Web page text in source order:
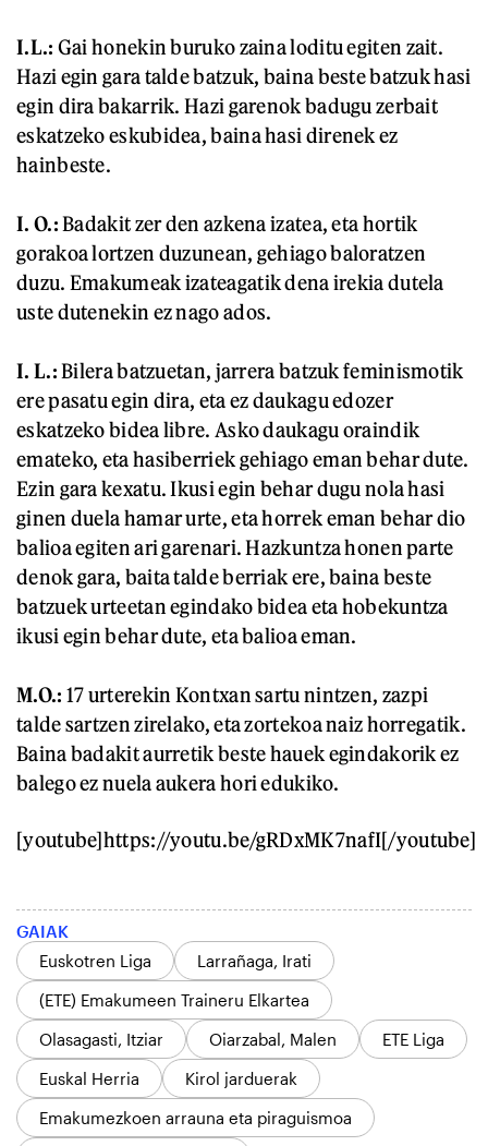
I.L.: Gai honekin buruko zaina loditu egiten zait.
Hazi egin gara talde batzuk, baina beste batzuk hasi
egin dira bakarrik. Hazi garenok badugu zerbait
eskatzeko eskubidea, baina hasi direnek ez
hainbeste.
I. O.:Badakit zer den azkena izatea, eta hortik
gorakoa lortzen duzunean, gehiago baloratzen
duzu. Emakumeak izateagatik dena irekia dutela
uste dutenekin ez nago ados.
I. L.:Bilera batzuetan, jarrera batzuk feminismotik
ere pasatu egin dira, eta ez daukagu edozer
eskatzeko bidea libre. Asko daukagu oraindik
emateko, eta hasiberriek gehiago eman behar dute.
Ezin gara kexatu. Ikusi egin behar dugu nola hasi
ginen duela hamar urte, eta horrek eman behar dio
balioa egiten ari garenari. Hazkuntza honen parte
denok gara, baita talde berriak ere, baina beste
batzuek urteetan egindako bidea eta hobekuntza
ikusi egin behar dute, eta balioa eman.
M.O.: 17 urterekin Kontxan sartu nintzen, zazpi
talde sartzen zirelako, eta zortekoa naiz horregatik.
Baina badakit aurretik beste hauek egindakorik ez
balego ez nuela aukera hori edukiko.
[youtube]https://youtu.be/gRDxMK7nafI[/youtube]
GAIAK
Euskotren Liga
Larrañaga, Irati
(ETE) Emakumeen Traineru Elkartea
Olasagasti, Itziar
Oiarzabal, Malen
ETE Liga
Euskal Herria
Kirol jarduerak
Emakumezkoen arrauna eta piraguismoa